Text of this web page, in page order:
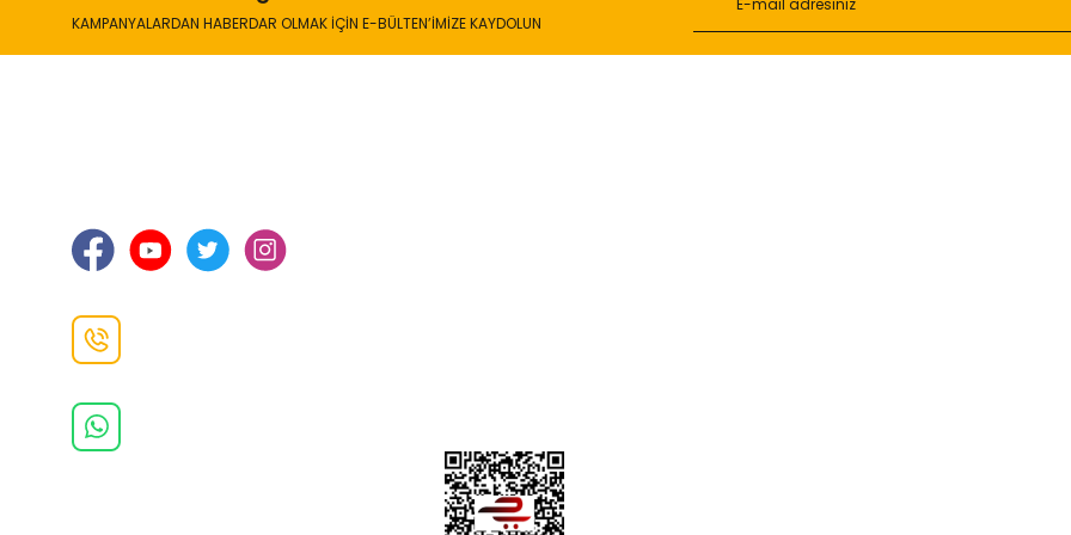
KAMPANYALARDAN HABERDAR OLMAK İÇİN E-BÜLTEN’İMİZE KAYDOLUN